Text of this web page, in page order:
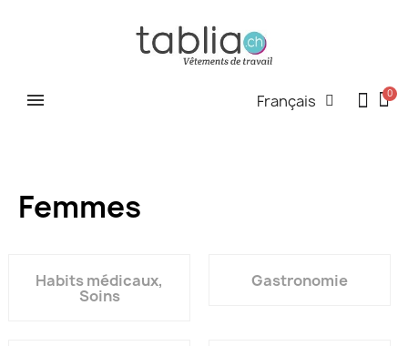
Français
Femmes
Habits médicaux,
Soins
Gastronomie